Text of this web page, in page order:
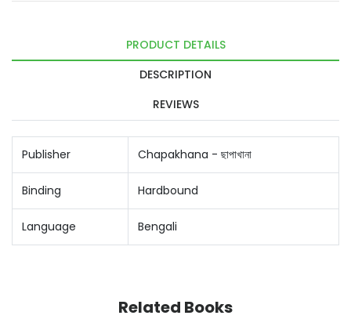
PRODUCT DETAILS
DESCRIPTION
REVIEWS
Publisher Chapakhana - ছাপাখানা
Binding Hardbound
Language Bengali
Related Books